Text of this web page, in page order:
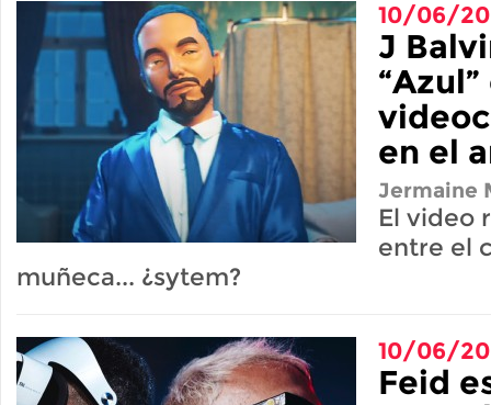
10/06/
J
en el
Jermaine
El video
entre el
muñeca... ¿sytem?
10/06/
Feid